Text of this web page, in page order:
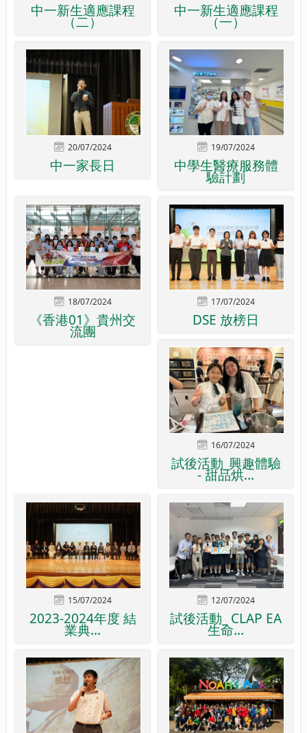
中一新生適應課程
（二）
中一新生適應課程
（一）
20/07/2024
中一家長日
19/07/2024
中學生醫療服務體
驗計劃
18/07/2024
《香港01》貴州交
流團
17/07/2024
DSE 放榜日
16/07/2024
試後活動_興趣體驗
- 甜品烘...
15/07/2024
2023-2024年度 結
業典...
12/07/2024
試後活動_ CLAP EA
生命...